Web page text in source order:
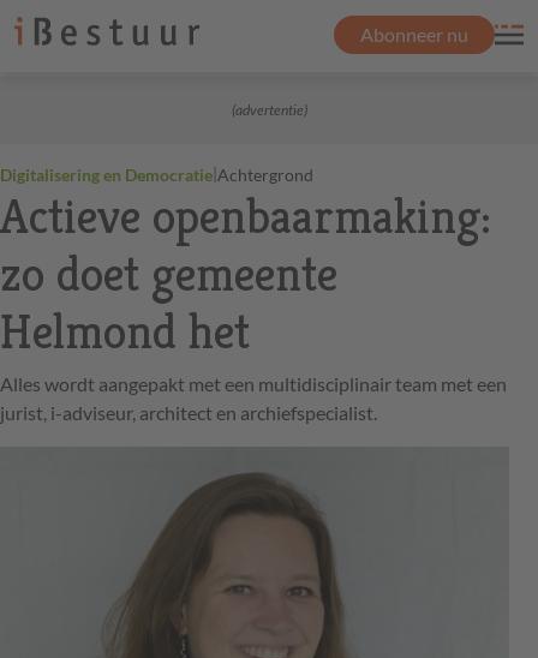
Abonneer nu
(advertentie)
Digitalisering en Democratie|Achtergrond
Actieve openbaarmaking:
zo doet gemeente
Helmond het
Alles wordt aangepakt met een multidisciplinair team met een
jurist, i-adviseur, architect en archiefspecialist.